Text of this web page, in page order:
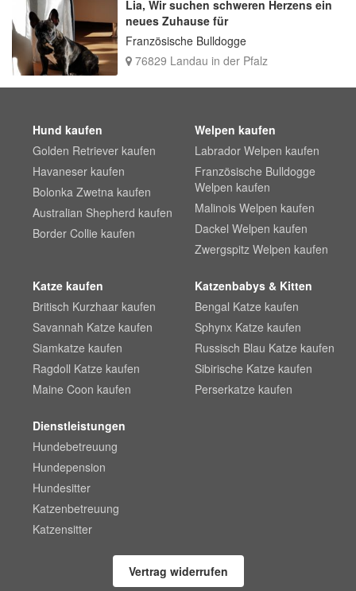
Lia, Wir suchen schweren Herzens ein
neues Zuhause für
Französische Bulldogge
76829 Landau in der Pfalz
Hund kaufen
Golden Retriever kaufen
Havaneser kaufen
Bolonka Zwetna kaufen
Australian Shepherd kaufen
Border Collie kaufen
Welpen kaufen
Labrador Welpen kaufen
Französische Bulldogge
Welpen kaufen
Malinois Welpen kaufen
Dackel Welpen kaufen
Zwergspitz Welpen kaufen
Katze kaufen
Britisch Kurzhaar kaufen
Savannah Katze kaufen
Siamkatze kaufen
Ragdoll Katze kaufen
Maine Coon kaufen
Katzenbabys & Kitten
Bengal Katze kaufen
Sphynx Katze kaufen
Russisch Blau Katze kaufen
Sibirische Katze kaufen
Perserkatze kaufen
Dienstleistungen
Hundebetreuung
Hundepension
Hundesitter
Katzenbetreuung
Katzensitter
Vertrag widerrufen